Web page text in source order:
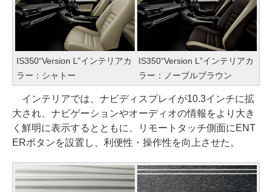
IS350“Version L”インテリアカ
ラー：シャトー
IS350“Version L”インテリアカ
ラー：ノーブルブラウン
インテリアでは、ナビディスプレイが10.3インチに拡
大され、ナビゲーションやオーディオの情報をより大き
く鮮明に表示するとともに、リモートタッチ側面にENT
ERボタンを設置し、利便性・操作性を向上させた。